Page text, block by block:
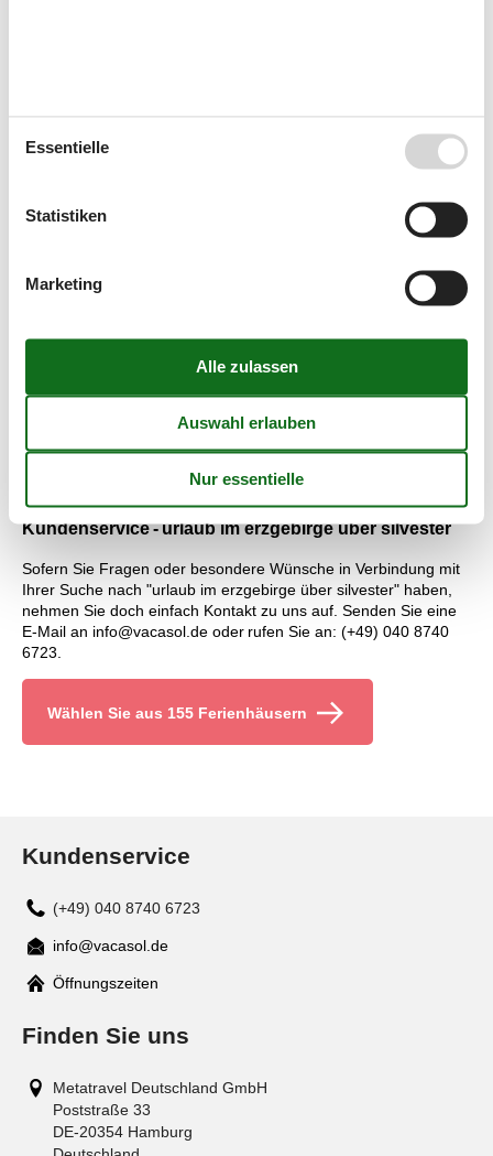
Markenzeichen ist das Reiterlein. Wer entdeckt es als erstes?
Das am südlichen Stadtrand von Chemnitz gelegene
Preisgarantie - urlaub im erzgebirge über silvester
Unabhängig von welches Urlaub, den Sie mieten wollen, sind
umfasst. Wir garantieren, dass es kein einziges
Vermietungsunternehmen gibt, das den Urlaub, den Sie
Preis ist. Alle Ferienhäuser, die mithilfe von Vacasol vermietet
werden, sind von unserer Preisgarantie abgedeckt. Das
bedeutet ganz einfach, dass wir dafür einstehen, dass kein
zu einem Preis vermietet, der niedriger als unser Preis ist.
Kundenservice - urlaub im erzgebirge über silvester
Sofern Sie Fragen oder besondere Wünsche in Verbindung mit
Ihrer Suche nach "urlaub im erzgebirge über silvester" haben,
nehmen Sie doch einfach Kontakt zu uns auf. Senden Sie eine
E-Mail an info@vacasol.de oder rufen Sie an: (+49) 040 8740
6723.
Wählen Sie aus 155 Ferienhäusern
Kundenservice
(+49) 040 8740 6723
Mail
info@vacasol.de
Öffnungszeiten
Finden Sie uns
Metatravel Deutschland GmbH
Poststraße 33
DE-20354 Hamburg
Essentielle
Statistiken
Marketing